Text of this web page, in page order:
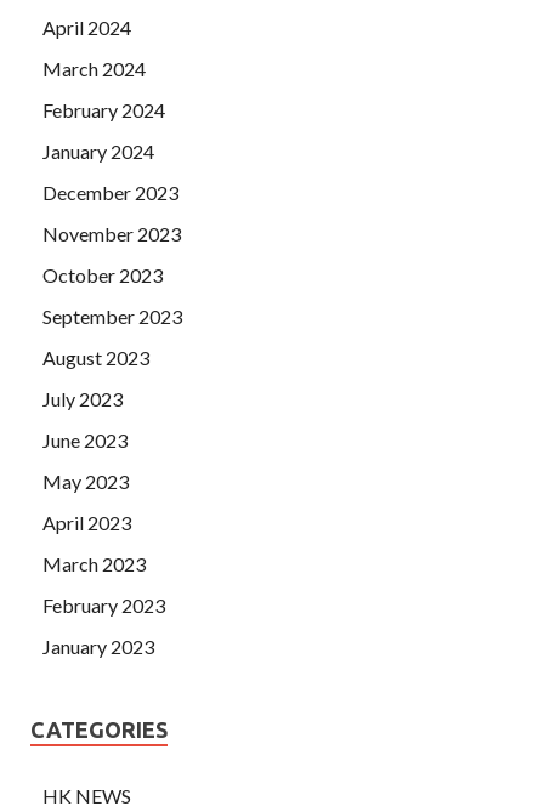
April 2024
March 2024
February 2024
January 2024
December 2023
November 2023
October 2023
September 2023
August 2023
July 2023
June 2023
May 2023
April 2023
March 2023
February 2023
January 2023
CATEGORIES
HK NEWS